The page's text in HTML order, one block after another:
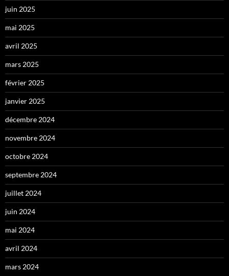
juin 2025
mai 2025
avril 2025
mars 2025
février 2025
janvier 2025
décembre 2024
novembre 2024
octobre 2024
septembre 2024
juillet 2024
juin 2024
mai 2024
avril 2024
mars 2024